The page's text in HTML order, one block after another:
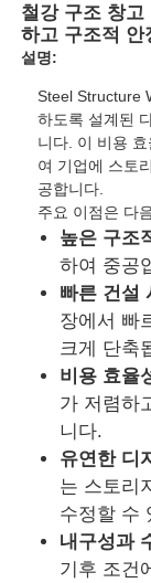
제품 소개
철강 구조 창
하고 구조적 안
설명:
Steel Structure
하도록 설계된
니다. 이 비용
여 기업에 스토
공합니다.
주요 이점은 다
높은 구조
하여 중공
빠른 건설
장에서 빠
크게 단축
비용 효율
가 저렴하
니다.
유연한 디
는 스토리
수정할 수
내구성과
기후 조건